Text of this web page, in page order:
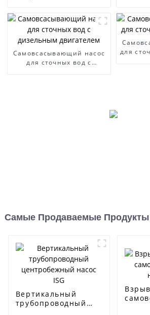
Самовсасывающий насос
для сточных вод с
для
Самые Продаваемые Продукты
Вертикальный
трубопроводный